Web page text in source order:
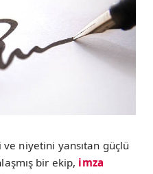
ve niyetini yansıtan güçlü
bir ekip, imza